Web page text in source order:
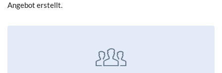
Angebot erstellt.